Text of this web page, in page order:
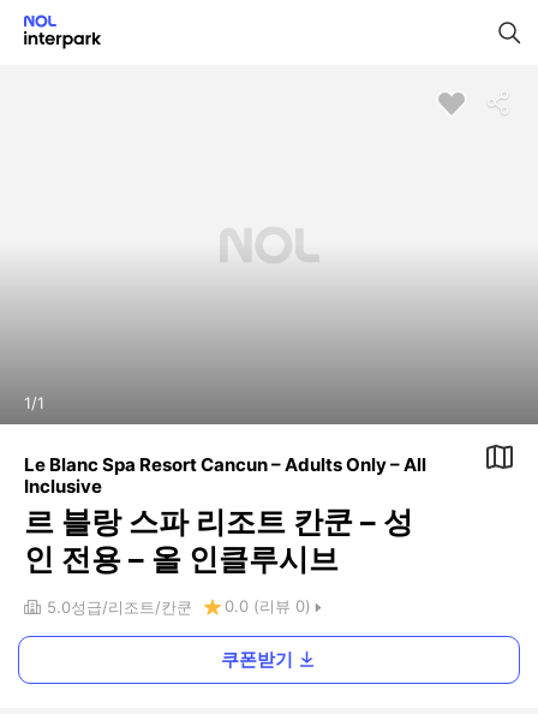
1/1
Le Blanc Spa Resort Cancun – Adults Only – All
Inclusive
르 블랑 스파 리조트 칸쿤 – 성
인 전용 – 올 인클루시브
5.0성급 리조트 칸쿤 0.0 (리뷰 0)
쿠폰받기